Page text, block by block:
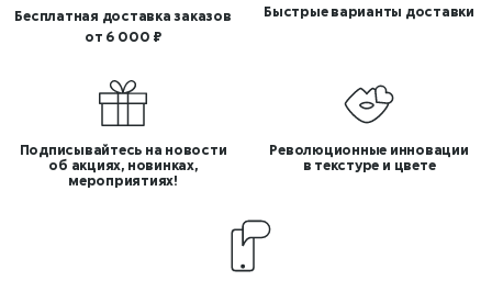
Бесплатная доставка заказов
от 6 000 ₽
Быстрые варианты доставки
Подписывайтесь на новости
об акциях, новинках,
мероприятиях!
Революционные инновации
в текстуре и цвете